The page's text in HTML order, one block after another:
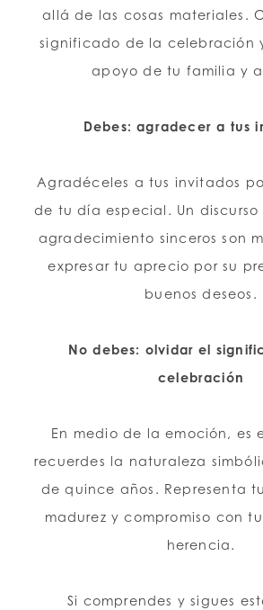
allá de las cosas materiales.
significado de la celebración
apoyo de tu familia y
Debes: agradecer a tus
Agradéceles a tus invitados
de tu día especial. Un
agradecimiento sinceros son
expresar tu aprecio por su
buenos deseos.
No debes: olvidar el
celebración
En medio de la emoción, es
recuerdes la naturaleza
de quince años. Representa
madurez y compromiso con
herencia.
Si comprendes y sigues